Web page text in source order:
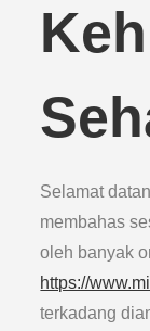
Selamat
membahas
oleh banyak
https://
terkadang